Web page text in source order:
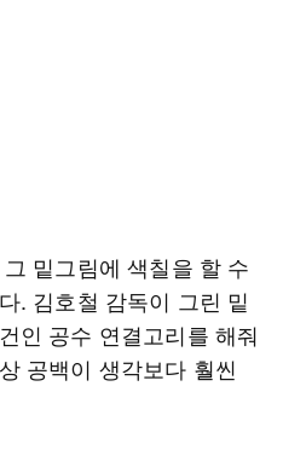
밑그림에 색칠을 할 수
. 김호철 감독이 그린 밑
인 공수 연결고리를 해줘
공백이 생각보다 훨씬